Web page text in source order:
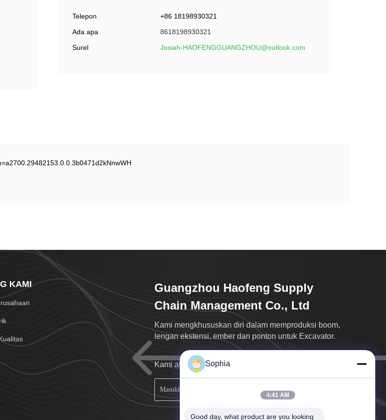
Telepon
+86 18198930321
Ada apa
8618198930321
Surel
Josiah-HAOFENGGUANGZHOU@outlook.com
KAMI
Guangzhou Haofeng Supply
Chain Management Co., Ltd
Kami mengkhususkan diri dalam memproduksi boom,
lengan ekstensi, ember dan ponton untuk Excavator.
Kami akan menghubungi Anda sesegera mungkin.
Sophia
4:41 AM
Good day, what product are you looking